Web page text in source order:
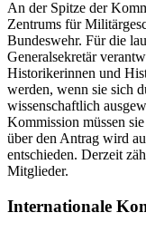
An der Spitze der
Zentrums für
Bundeswehr. Für die
Generalsekretär
Historikerinnen und
werden, wenn sie sich
wissenschaftlich
Kommission müssen
über den Antrag wird
entschieden. Derzeit
Mitglieder.
Internationale